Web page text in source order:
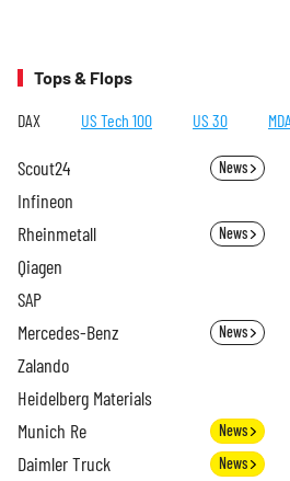
Tops & Flops
DAX US Tech 100 US 30
Scout24 News
Infineon
Rheinmetall News
Qiagen
SAP
Mercedes-Benz News
Zalando
Heidelberg Materials
Munich Re News
Daimler Truck News